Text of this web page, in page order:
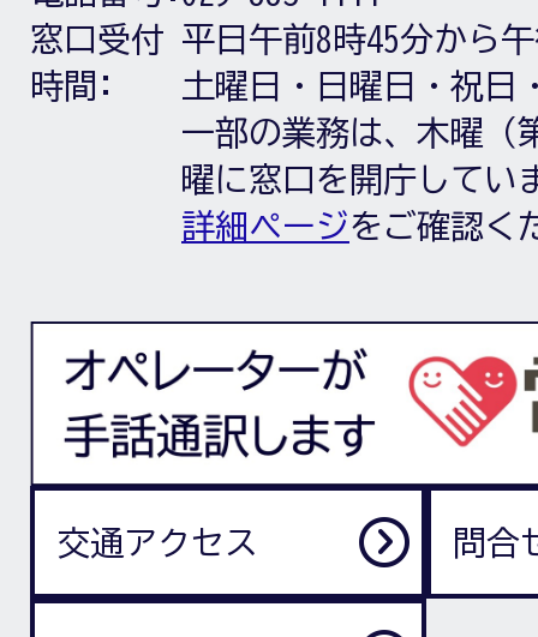
窓口受付
時間:
平日午前8時45分から
土曜日・日曜日・祝日
一部の業務は、木曜（
曜に窓口を開庁してい
詳細ページをご確認く
交通アクセス 問合